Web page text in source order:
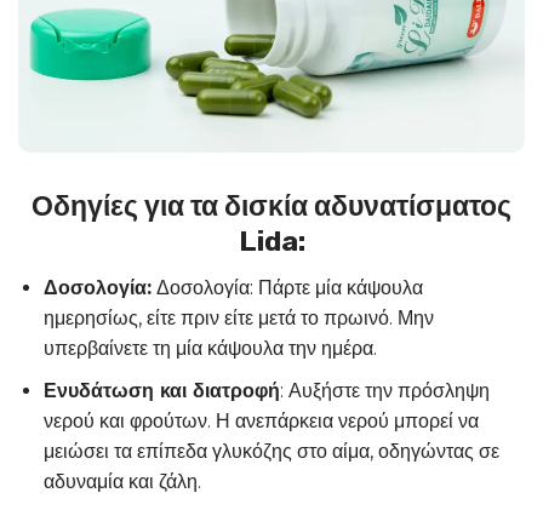
Οδηγίες για τα δισκία αδυνατίσματος
Lida:
Δοσολογία:Δοσολογία: Πάρτε μία κάψουλα
ημερησίως, είτε πριν είτε μετά το πρωινό. Μην
υπερβαίνετε τη μία κάψουλα την ημέρα.
Ενυδάτωση και διατροφή: Αυξήστε την πρόσληψη
νερού και φρούτων. Η ανεπάρκεια νερού μπορεί να
μειώσει τα επίπεδα γλυκόζης στο αίμα, οδηγώντας σε
αδυναμία και ζάλη.